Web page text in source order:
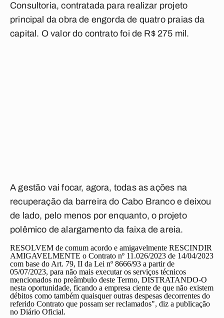
Consultoria, contratada para realizar projeto
principal da obra de engorda de quatro praias da
capital. O valor do contrato foi de R$ 275 mil.
A gestão vai focar, agora, todas as ações na
recuperação da barreira do Cabo Branco e deixou
de lado, pelo menos por enquanto, o projeto
polêmico de alargamento da faixa de areia.
RESOLVEM de comum acordo e amigavelmente RESCINDIR
AMIGAVELMENTE o Contrato nº 11.026/2023 de 14/04/2023
com base do Art. 79, II da Lei nº 8666/93 a partir de
05/07/2023, para não mais executar os serviços técnicos
mencionados no preâmbulo deste Termo, DISTRATANDO-O
nesta oportunidade, ficando a empresa ciente de que não existem
débitos como também quaisquer outras despesas decorrentes do
referido Contrato que possam ser reclamados", diz a publicação
no Diário Oficial.